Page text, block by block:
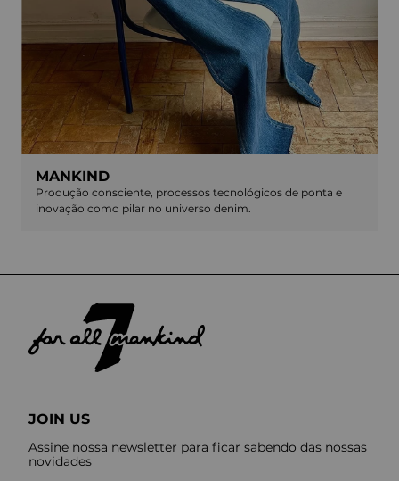
MANKIND
Produção consciente, processos tecnológicos de ponta e
inovação como pilar no universo denim.
JOIN US
Assine nossa newsletter para ficar sabendo das nossas
novidades